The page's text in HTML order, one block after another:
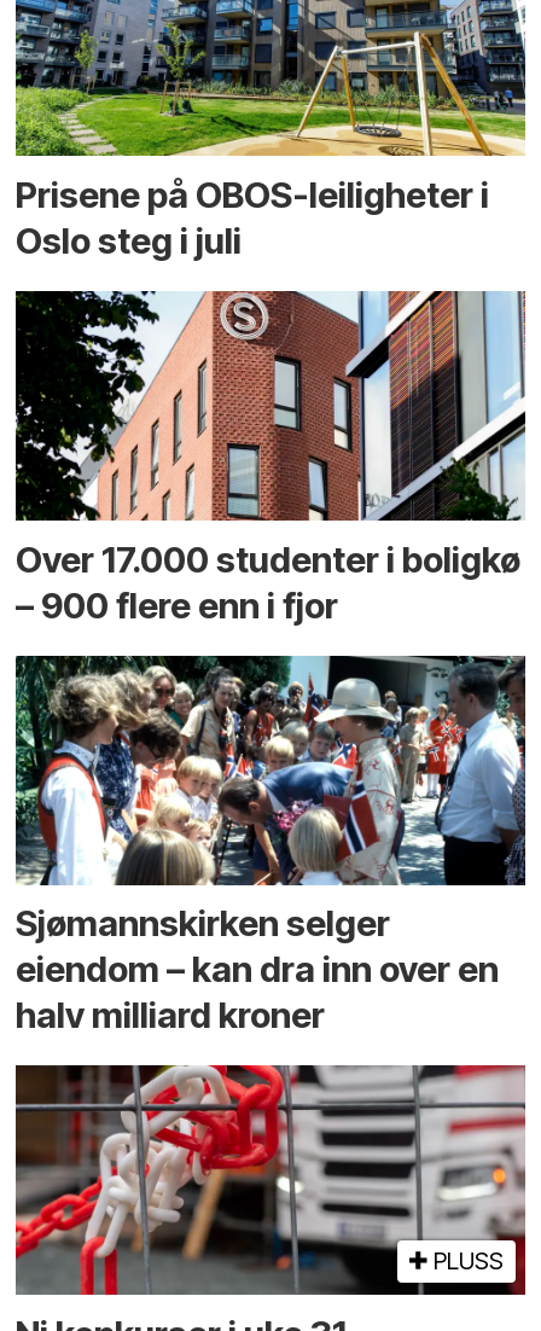
Prisene på OBOS-leiligheter i
Oslo steg i juli
Over 17.000 studenter i boligkø
– 900 flere enn i fjor
Sjømannskirken selger
eiendom – kan dra inn over en
halv milliard kroner
PLUSS